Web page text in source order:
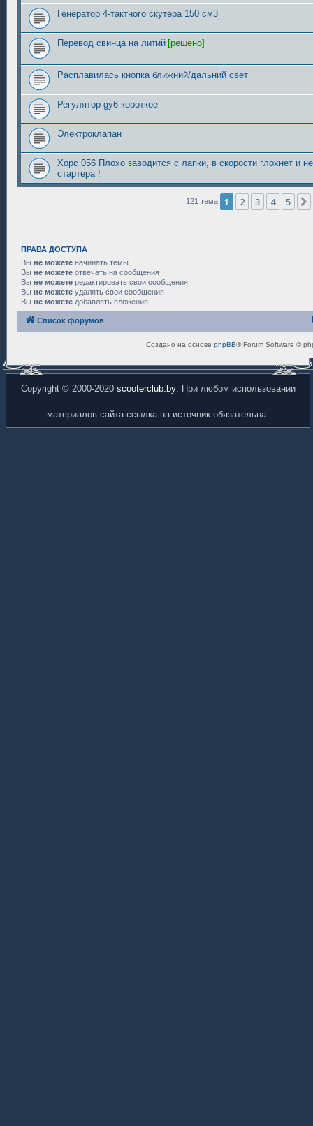
Генератор 4-тактного скутера 150 см3
Перевод свинца на литий [решено]
Расплавилась кнопка ближний/дальний свет
Регулятор gy6 короткое
Электроклапан
Хорс 056 Плохо заводится с лапки, в скорости глохнет и
стартера !
121 тема 1 2 3 4 5
ПРАВА ДОСТУПА
Вы не можете начинать темы
Вы не можете отвечать на сообщения
Вы не можете редактировать свои сообщения
Вы не можете удалять свои сообщения
Вы не можете добавлять вложения
Список форумов
Создано на основе phpBB® Forum Software ©
Copyright © 2000-2020 scooterclub.by. При любом использовании
материалов сайта ссылка на источник обязательна.